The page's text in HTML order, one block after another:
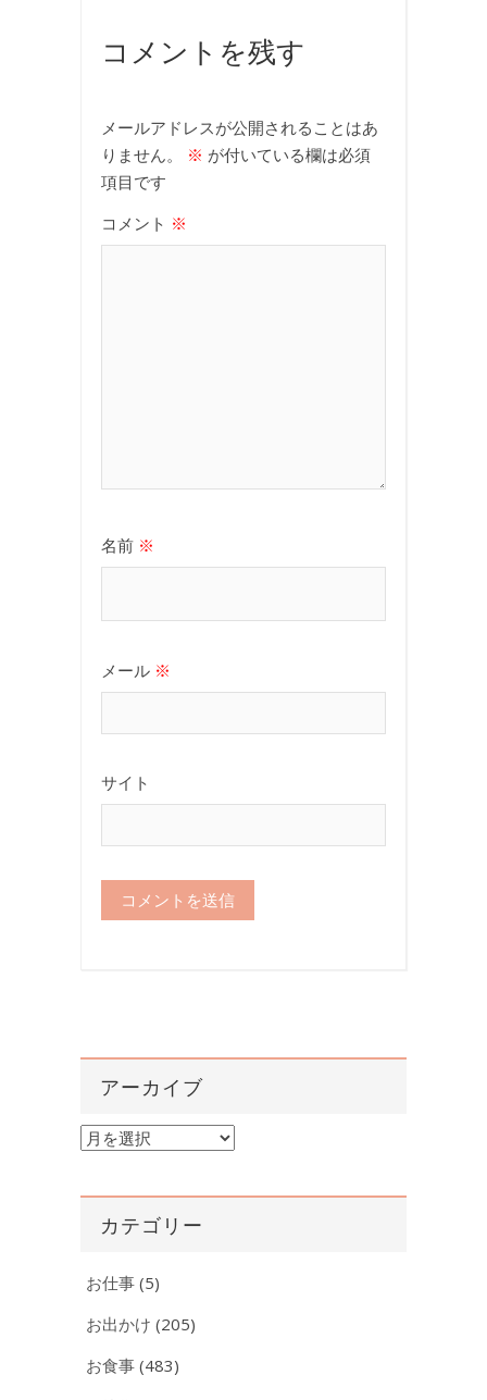
コメントを残す
メールアドレスが公開されることはあ
りません。
※ が付いている欄は必須
項目です
コメント ※
名前 ※
メール ※
サイト
アーカイブ
ア
カ
カテゴリー
お仕事 (5)
お出かけ (205)
お食事 (483)